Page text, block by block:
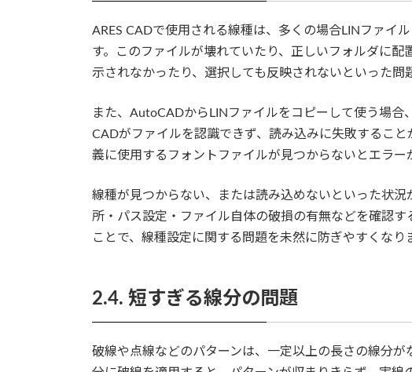
ARES CADで使用される線種は、多くの場合LINファイ
す。このファイルが壊れていたり、正しいフォルダに
示されなかったり、選択しても反映されないといった問
また、AutoCADからLINファイルをコピーして使う場合
CADがファイルを認識できず、読み込みに失敗するこ
義に使用するフォントファイルが見つからないとエラー
線種が見つからない、または読み込めないといった状
所・パス設定・ファイル自体の破損の有無などを確認
ことで、線種設定に関する問題を未然に防ぎやすくなり
2.4. 短すぎる線分の問題
破線や点線などのパターンは、一定以上の長さの線分